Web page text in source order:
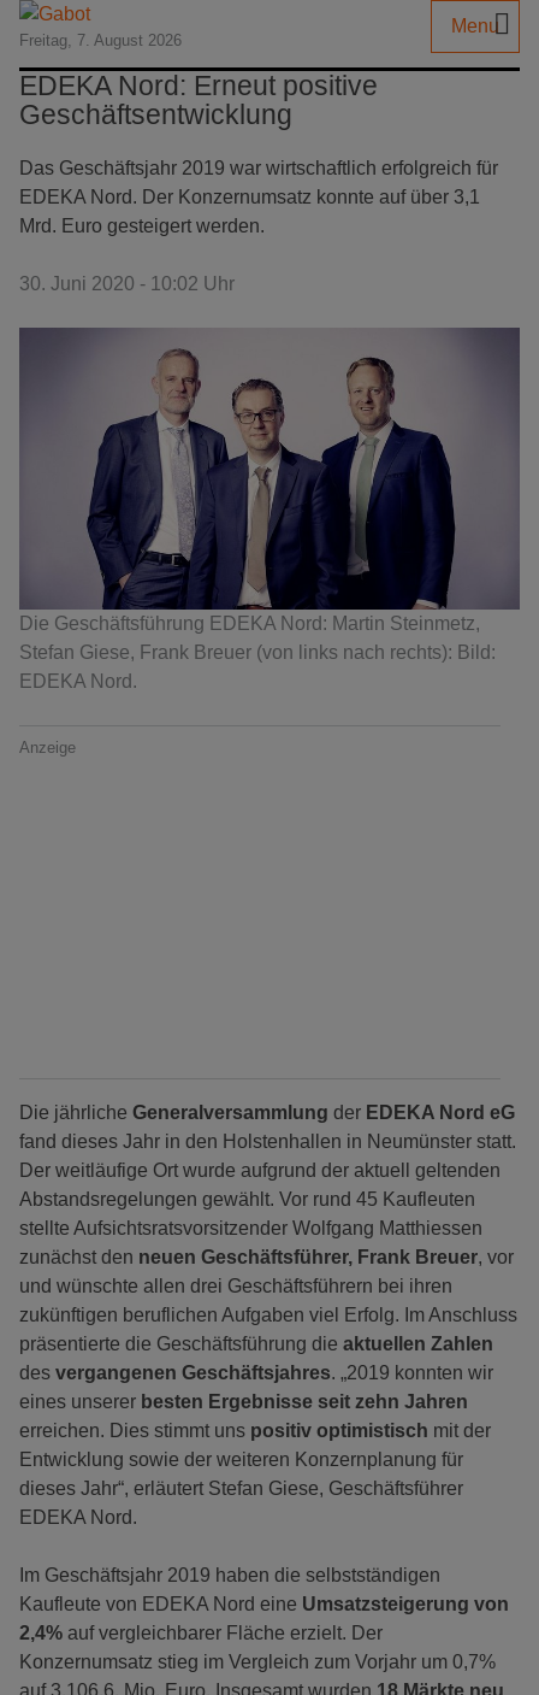
Freitag, 7. August 2026
Menu
EDEKA Nord: Erneut positive
Geschäftsentwicklung
Das Geschäftsjahr 2019 war wirtschaftlich erfolgreich für
EDEKA Nord. Der Konzernumsatz konnte auf über 3,1
Mrd. Euro gesteigert werden.
30. Juni 2020 - 10:02 Uhr
Die Geschäftsführung EDEKA Nord: Martin Steinmetz,
Stefan Giese, Frank Breuer (von links nach rechts): Bild:
EDEKA Nord.
Anzeige
Die jährliche Generalversammlung der EDEKA Nord eG
fand dieses Jahr in den Holstenhallen in Neumünster statt.
Der weitläufige Ort wurde aufgrund der aktuell geltenden
Abstandsregelungen gewählt. Vor rund 45 Kaufleuten
stellte Aufsichtsratsvorsitzender Wolfgang Matthiessen
zunächst den neuen Geschäftsführer, Frank Breuer, vor
und wünschte allen drei Geschäftsführern bei ihren
zukünftigen beruflichen Aufgaben viel Erfolg. Im Anschluss
präsentierte die Geschäftsführung die aktuellen Zahlen
des vergangenen Geschäftsjahres. „2019 konnten wir
eines unserer besten Ergebnisse seit zehn Jahren
erreichen. Dies stimmt uns positiv optimistisch mit der
Entwicklung sowie der weiteren Konzernplanung für
dieses Jahr“, erläutert Stefan Giese, Geschäftsführer
EDEKA Nord.
Im Geschäftsjahr 2019 haben die selbstständigen
Kaufleute von EDEKA Nord eine Umsatzsteigerung von
2,4% auf vergleichbarer Fläche erzielt. Der
Konzernumsatz stieg im Vergleich zum Vorjahr um 0,7%